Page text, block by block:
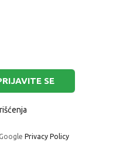
SE
Privacy Policy